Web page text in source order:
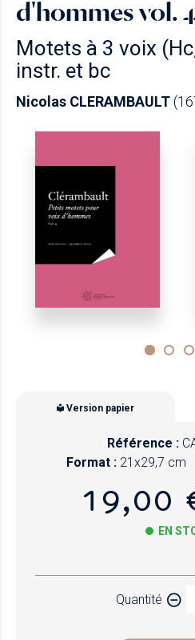
d'hommes vol.
Motets à 3 voix
instr. et bc
Nicolas CLERAMBAULT
Version papier
Référence :
Format : 21x29,7 cm
19,00
EN
Quantité